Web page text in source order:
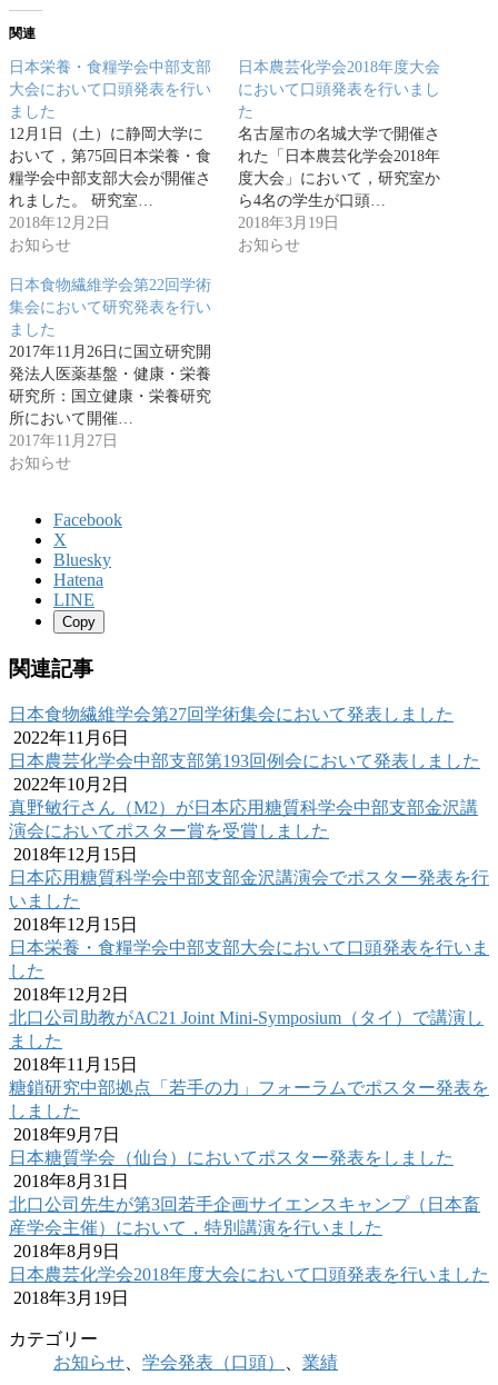
関連
日本栄養・食糧学会中部支部
大会において口頭発表を行い
ました
12月1日（土）に静岡大学に
おいて，第75回日本栄養・食
糧学会中部支部大会が開催さ
れました。 研究室…
2018年12月2日
お知らせ
日本農芸化学会2018年度大会
において口頭発表を行いまし
た
名古屋市の名城大学で開催さ
れた「日本農芸化学会2018年
度大会」において，研究室か
ら4名の学生が口頭…
2018年3月19日
お知らせ
日本食物繊維学会第22回学術
集会において研究発表を行い
ました
2017年11月26日に国立研究開
発法人医薬基盤・健康・栄養
研究所：国立健康・栄養研究
所において開催…
2017年11月27日
お知らせ
Facebook
X
Bluesky
Hatena
LINE
Copy
関連記事
日本食物繊維学会第27回学術集会において発表しました
2022年11月6日
日本農芸化学会中部支部第193回例会において発表しました
2022年10月2日
真野敏行さん（M2）が日本応用糖質科学会中部支部金沢講
演会においてポスター賞を受賞しました
2018年12月15日
日本応用糖質科学会中部支部金沢講演会でポスター発表を行
いました
2018年12月15日
日本栄養・食糧学会中部支部大会において口頭発表を行いま
した
2018年12月2日
北口公司助教がAC21 Joint Mini-Symposium（タイ）で講演し
ました
2018年11月15日
糖鎖研究中部拠点「若手の力」フォーラムでポスター発表を
しました
2018年9月7日
日本糖質学会（仙台）においてポスター発表をしました
2018年8月31日
北口公司先生が第3回若手企画サイエンスキャンプ（日本畜
産学会主催）において，特別講演を行いました
2018年8月9日
日本農芸化学会2018年度大会において口頭発表を行いました
2018年3月19日
カテゴリー
お知らせ
学会発表（口頭） 業績